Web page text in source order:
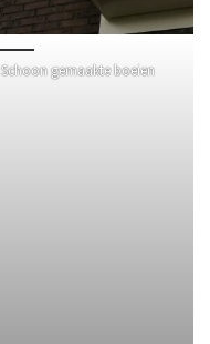
Schoon gemaakte boeien